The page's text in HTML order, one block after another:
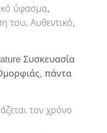
ύφασμα,
του. Αυθεντικό,
Συσκευασία
πάντα
τον χρόνο